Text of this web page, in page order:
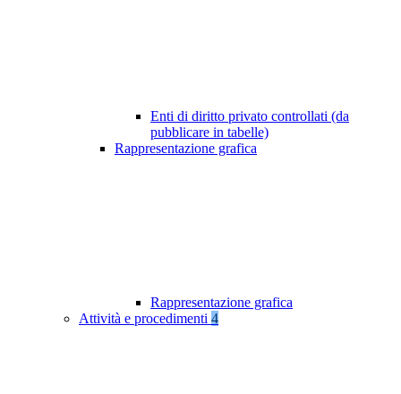
Enti di diritto privato controllati (da
pubblicare in tabelle)
Rappresentazione grafica
Rappresentazione grafica
Attività e procedimenti 4